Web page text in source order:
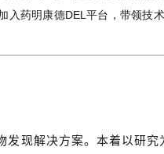
入药明康德DEL平台，带领技
发现解决方案。本着以研究